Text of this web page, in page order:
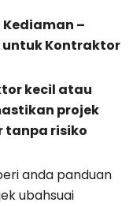
–
untuk Kontraktor
kecil atau
projek
tanpa risiko
anda panduan
ubahsuai